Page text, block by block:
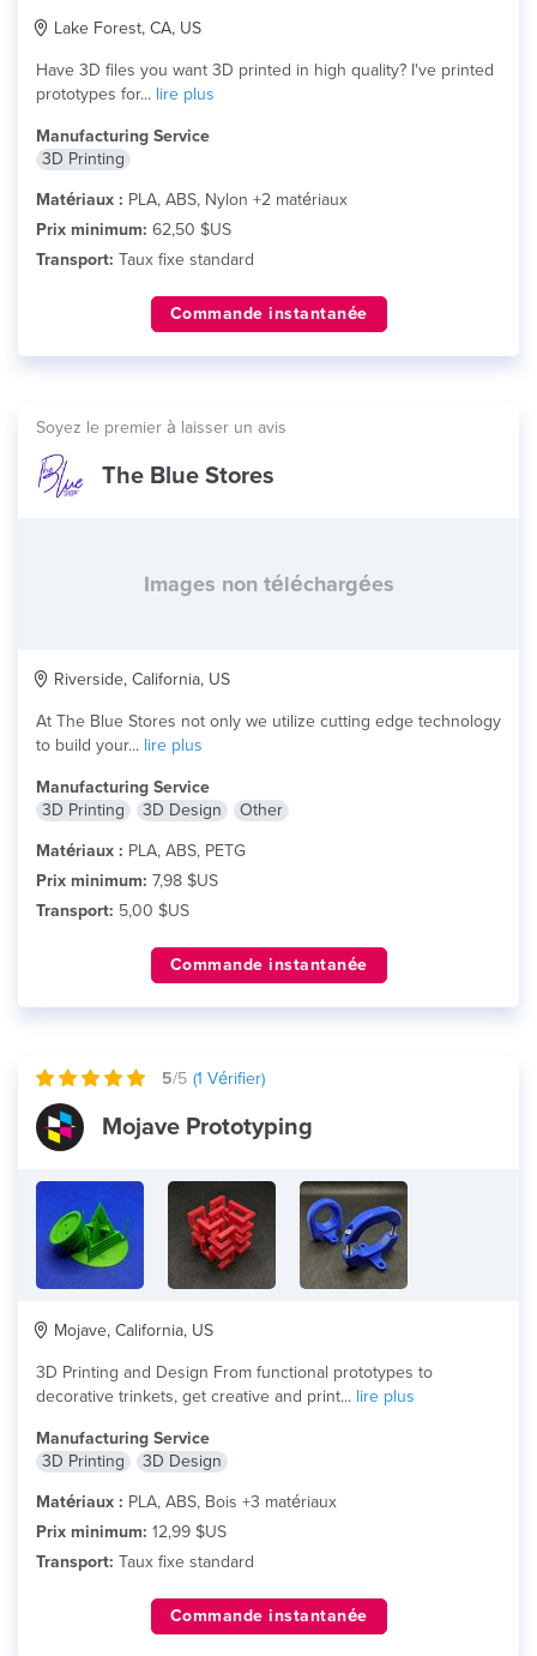
Lake Forest, CA, US
Have 3D files you want 3D printed in high quality? I've printed
prototypes for... lire plus
Manufacturing Service
3D Printing
Matériaux : PLA, ABS, Nylon +2 matériaux
Prix minimum: 62,50 $US
Transport: Taux fixe standard
Commande instantanée
Soyez le premier à laisser un avis
The Blue Stores
Images non téléchargées
Riverside, California, US
At The Blue Stores not only we utilize cutting edge technology
to build your... lire plus
Manufacturing Service
3D Printing
3D Design
Other
Matériaux : PLA, ABS, PETG
Prix minimum: 7,98 $US
Transport: 5,00 $US
Commande instantanée
5/5 (1 Vérifier)
Mojave Prototyping
Mojave, California, US
3D Printing and Design From functional prototypes to
decorative trinkets, get creative and print... lire plus
Manufacturing Service
3D Printing
3D Design
Matériaux : PLA, ABS, Bois +3 matériaux
Prix minimum: 12,99 $US
Transport: Taux fixe standard
Commande instantanée